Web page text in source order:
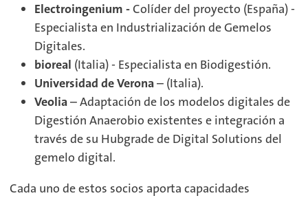
Electroingenium -Colíder del proyecto (España) -
Especialista en Industrialización de Gemelos
Digitales.
bioreal (Italia) - Especialista en Biodigestión.
Universidad de Verona– (Italia).
Veolia– Adaptación de los modelos digitales de
Digestión Anaerobio existentes e integración a
través de su Hubgrade de Digital Solutions del
gemelo digital.
Cada uno de estos socios aporta capacidades